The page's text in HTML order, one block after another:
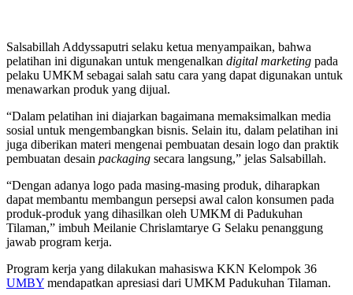
Salsabillah Addyssaputri selaku ketua menyampaikan, bahwa
pelatihan ini digunakan untuk mengenalkan digital marketing pada
pelaku UMKM sebagai salah satu cara yang dapat digunakan untuk
menawarkan produk yang dijual.
“Dalam pelatihan ini diajarkan bagaimana memaksimalkan media
sosial untuk mengembangkan bisnis. Selain itu, dalam pelatihan ini
juga diberikan materi mengenai pembuatan desain logo dan praktik
pembuatan desain packaging secara langsung,” jelas Salsabillah.
“Dengan adanya logo pada masing-masing produk, diharapkan
dapat membantu membangun persepsi awal calon konsumen pada
produk-produk yang dihasilkan oleh UMKM di Padukuhan
Tilaman,” imbuh Meilanie Chrislamtarye G Selaku penanggung
jawab program kerja.
Program kerja yang dilakukan mahasiswa KKN Kelompok 36
UMBY mendapatkan apresiasi dari UMKM Padukuhan Tilaman.